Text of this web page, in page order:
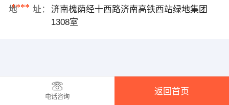
****
地 址：
济南槐荫经十西路济南高铁西站绿地集团
1308室
电话咨询
返回首页